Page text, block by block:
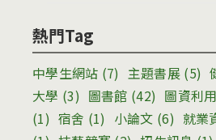
熱門Tag
中學生網站 (7) 主題書展(5)
大學 (3) 圖書館 (42) 圖資利
(1) 宿舍 (1) 小論文 (6) 就業